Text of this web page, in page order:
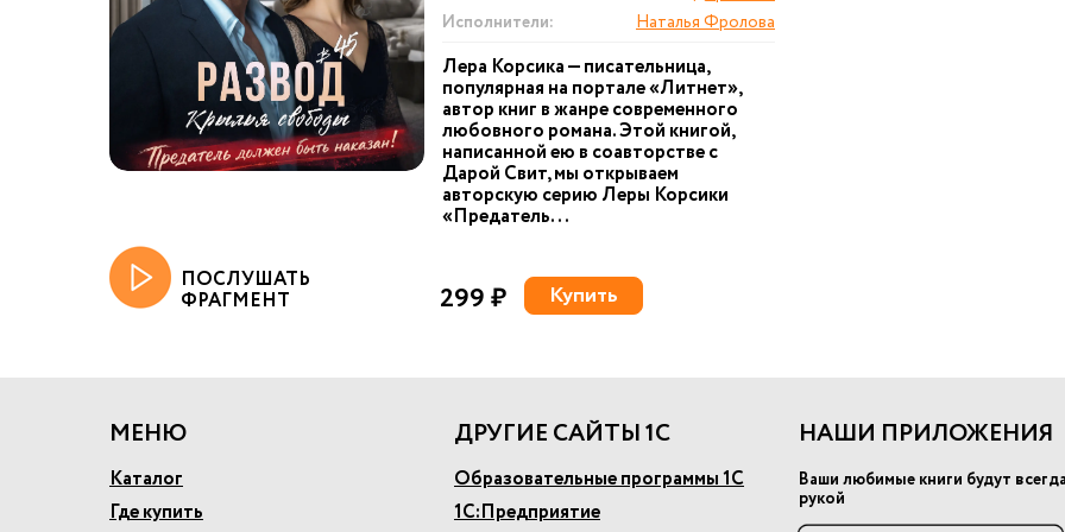
Исполнители:
Наталья Фролова
Лера Корсика — писательница,
популярная на портале «Литнет»,
автор книг в жанре современного
любовного романа. Этой книгой,
написанной ею в соавторстве с
Дарой Свит, мы открываем
авторскую серию Леры Корсики
«Предатель...
ПОСЛУШАТЬ
ФРАГМЕНТ 299 ₽ Купить
МЕНЮ
Каталог
Где купить
ДРУГИЕ САЙТЫ 1С
Образовательные программы 1С
1С:Предприятие
НАШИ ПРИЛОЖЕНИЯ
Ваши любимые книги будут
рукой